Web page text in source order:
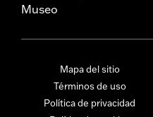
Museo
Mapa del sitio
Términos de uso
Política de privacidad